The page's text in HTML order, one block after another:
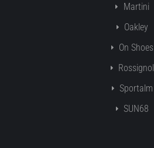
Martini
Oakley
On Shoes
Rossignol
Sportalm
SUN68